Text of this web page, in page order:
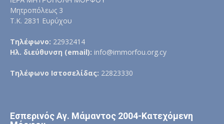
Μητροπόλεως 3
Τ.Κ. 2831 Ευρύχου
Τηλέφωνο: 22932414
Ηλ. διεύθυνση (email): info@immorfou.org.cy
Τηλέφωνο Ιστοσελίδας: 22823330
Εσπερινός Αγ. Μάμαντος 2004-Κατεχόμενη